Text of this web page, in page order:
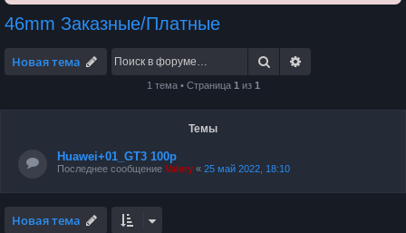
46mm Заказные/Платные
Новая тема Поиск
1 тема • Страница 1 из 1
Темы
Huawei+01_GT3 100р
Последнее сообщение Valery « 25 май 2022, 18:10
Новая тема